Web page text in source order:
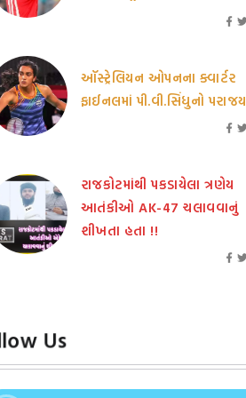
ઑસ્ટ્રેલિયન ઓપનના ક્વાર્ટર
ફાઈનલમાં પી.વી.સિંધુનો પરાજય
રાજકોટમાંથી પકડાયેલા ત્રણેય
આતંકીઓ AK-47 ચલાવવાનું
શીખતા હતા !!
Us